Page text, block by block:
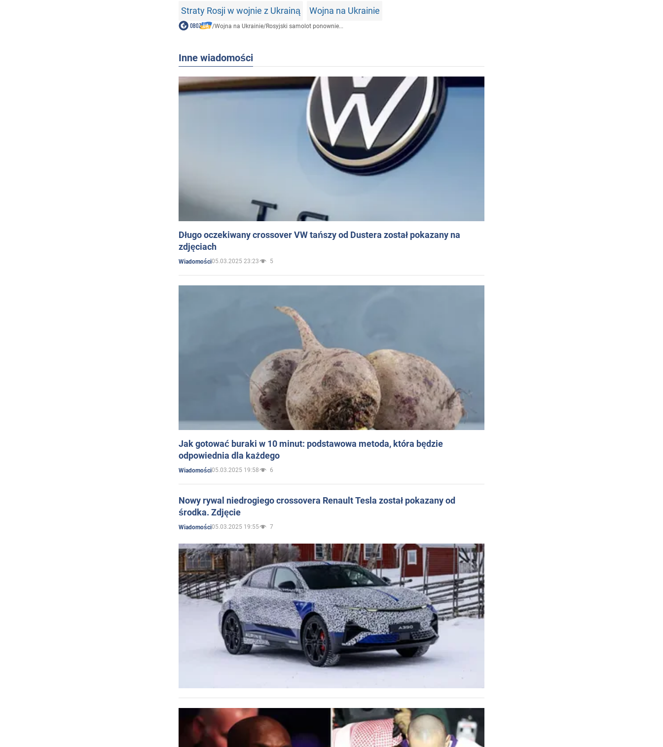
Straty Rosji w wojnie z Ukrainą Wojna na Ukrainie
/Wojna na Ukrainie/Rosyjski samolot ponownie...
Inne wiadomości
Długo oczekiwany crossover VW tańszy od Dustera został pokazany na
zdjęciach
Wiadomości05.03.2025 23:23 5
Jak gotować buraki w 10 minut: podstawowa metoda, która będzie
odpowiednia dla każdego
Wiadomości05.03.2025 19:58 6
Nowy rywal niedrogiego crossovera Renault Tesla został pokazany od
środka. Zdjęcie
Wiadomości05.03.2025 19:55 7